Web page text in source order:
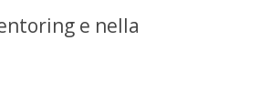
e nella